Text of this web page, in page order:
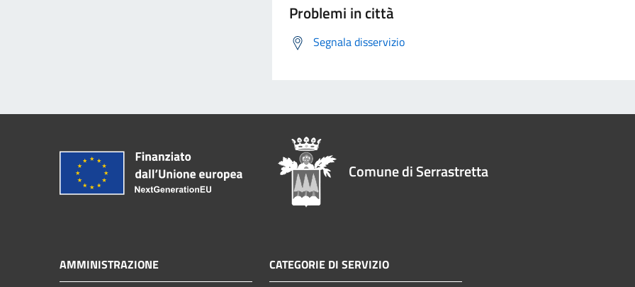
Problemi in città
Segnala disservizio
Comune di Serrastretta
AMMINISTRAZIONE CATEGORIE DI SERVIZIO